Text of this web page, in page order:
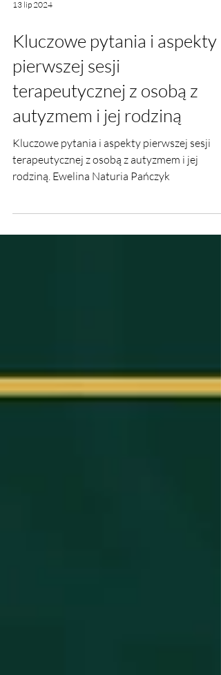
Kluczowe pytania i aspekty
pierwszej sesji
terapeutycznej z osobą z
autyzmem i jej rodziną
Kluczowe pytania i aspekty pierwszej sesji
terapeutycznej z osobą z autyzmem i jej